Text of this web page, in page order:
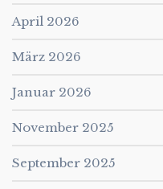
April 2026
März 2026
Januar 2026
November 2025
September 2025